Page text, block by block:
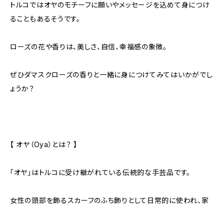
トルコではオヤのモチーフに願いやメッセージを込めて身につけ
ることもあるそうです。
ローズの花や香りは、美しさ、自信、幸福感の象徴。
ぜひダマスクローズの香りと一緒に身につけてみてはいかがでし
ょうか？
【 オヤ（Oya）とは？ 】
「オヤ」はトルコに受け継がれている伝統的な手芸品です。
女性の頭部を飾るスカーフのふち飾りとして日常的に使われ、家